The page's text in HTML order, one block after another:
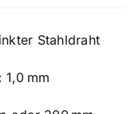
Stahldraht
1,0 mm